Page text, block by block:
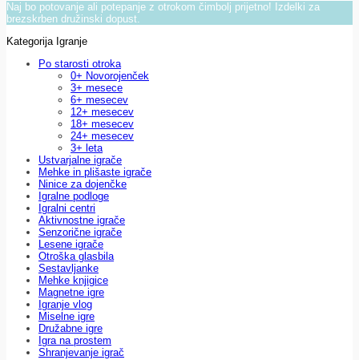
Naj bo potovanje ali potepanje z otrokom čimbolj prijetno! Izdelki za
brezskrben družinski dopust.
Kategorija Igranje
Po starosti otroka
0+ Novorojenček
3+ mesece
6+ mesecev
12+ mesecev
18+ mesecev
24+ mesecev
3+ leta
Ustvarjalne igrače
Mehke in plišaste igrače
Ninice za dojenčke
Igralne podloge
Igralni centri
Aktivnostne igrače
Senzorične igrače
Lesene igrače
Otroška glasbila
Sestavljanke
Mehke knjigice
Magnetne igre
Igranje vlog
Miselne igre
Družabne igre
Igra na prostem
Shranjevanje igrač